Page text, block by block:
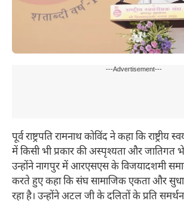
---Advertisement---
पूर्व राष्ट्रपति रामनाथ कोविंद ने कहा कि
में किसी भी प्रकार की अस्पृश्यता और जातिगत
उन्होंने नागपुर में आरएसएस के विजयादशमी
करते हुए कहा कि संघ सामाजिक एकता और
रहा है। उन्होंने अटल जी के दलितों के प्रति